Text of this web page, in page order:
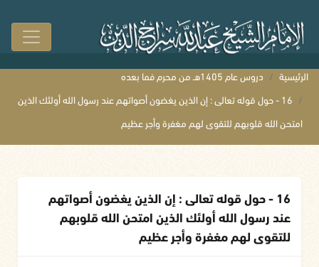
الرئيسية
دروس عام 1405هـ من محرم فما بعده
16 - حول قوله تعالى : إن الذين يغضون أصواتهم عند رسول الله أولئك الذين
امتحن الله قلوبهم للتقوى لهم مغفرة وأجر عظيم
16 - حول قوله تعالى : إن الذين يغضون أصواتهم
عند رسول الله أولئك الذين امتحن الله قلوبهم
للتقوى لهم مغفرة وأجر عظيم